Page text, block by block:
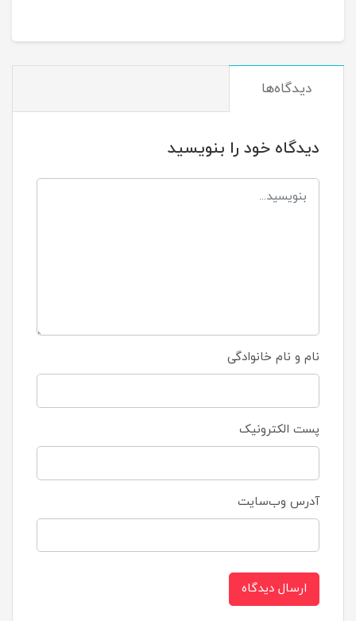
دیدگاه‌ها
دیدگاه خود را بنویسید
نام و نام خانوادگی
پست الکترونیک
آدرس وب‌سایت
ارسال دیدگاه